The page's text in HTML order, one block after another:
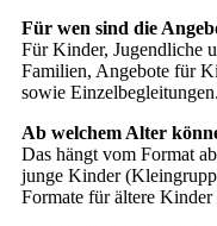
Für wen sind die
Für Kinder, Jugendliche
Familien, Angebote für
sowie Einzelbegleitungen.
Ab welchem Alter
Das hängt vom Format
junge Kinder
Formate für ältere